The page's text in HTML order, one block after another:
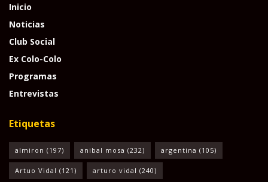
Inicio
Noticias
Club Social
Ex Colo-Colo
Programas
Entrevistas
Etiquetas
almiron (197) anibal mosa (232) argentina (105)
Artuo Vidal (121) arturo vidal (240)